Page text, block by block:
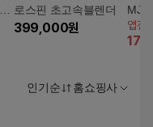
로스핀 초고속블렌더
399,000원
앱전
17
인기순 홈쇼핑사